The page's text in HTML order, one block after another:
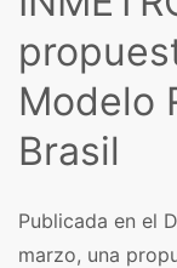
Modelo
Brasil
Publicada en el
marzo, una